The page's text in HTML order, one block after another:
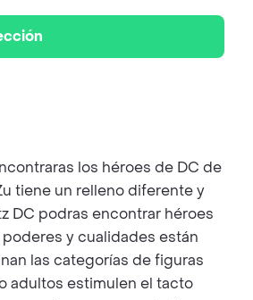
los héroes de DC de
tiene un relleno diferente y
DC podras encontrar héroes
poderes y cualidades están
las categorías de figuras
adultos estimulen el tacto